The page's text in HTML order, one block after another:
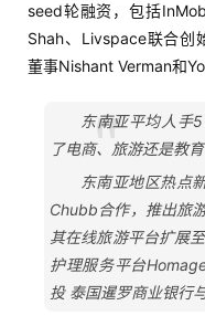
seed轮融资，包括
Shah、Livspace联合创
董事Nishant Verman和
东南亚平均人手
了电商、旅游还是教育
东南亚地区热点
Chubb合作，推出旅
其在线旅游平台扩展
护理服务平台
投 泰国暹罗商业银行